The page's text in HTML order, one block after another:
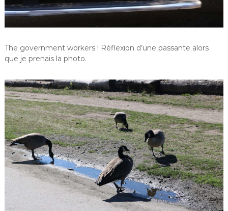
The government workers ! Réflexion d’une passante alors
que je prenais la photo.